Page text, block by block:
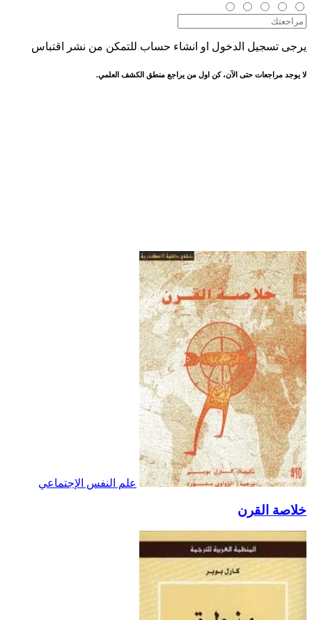
يرجى تسجيل الدخول او انشاء حساب للتمكن من نشر اقتباس
لا يوجد مراجعات حتى الآن، كن اول من يراجع منطق الكشف العلمي.
علم النفس الإجتماعي
خلاصة القرن